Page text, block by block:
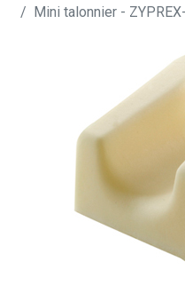
Mini talonnier -